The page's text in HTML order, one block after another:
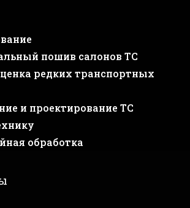
пошив салонов ТС
редких транспортных
и проектирование ТС
обработка